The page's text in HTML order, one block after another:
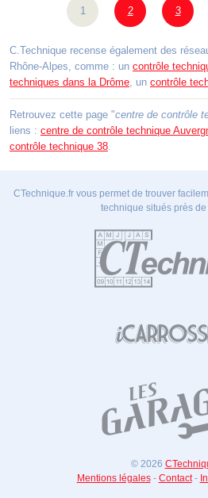
1 2 3
C.Technique recense également des
Rhône-Alpes, comme : un contrôle
techniques dans la Drôme , un contrôle
Retrouvez cette page "centre de contrôle
liens : centre de contrôle technique
contrôle technique 38
CTechnique.fr vous permet de trouver
technique situés près de
© 2026
Mentions légales- Contact-